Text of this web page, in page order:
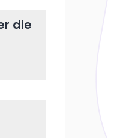
die